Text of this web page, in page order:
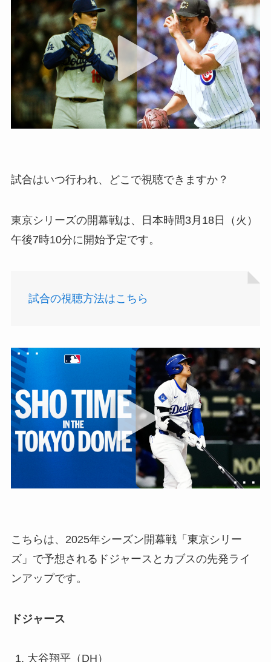
試合はいつ行われ、どこで視聴できますか？
東京シリーズの開幕戦は、日本時間3月18日（火）
午後7時10分に開始予定です。
試合の視聴方法はこちら
こちらは、2025年シーズン開幕戦「東京シリー
ズ」で予想されるドジャースとカブスの先発ライ
ンアップです。
ドジャース
大谷翔平（DH）